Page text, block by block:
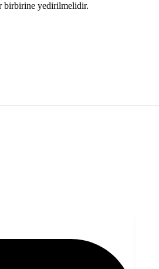
birbirine yedirilmelidir.